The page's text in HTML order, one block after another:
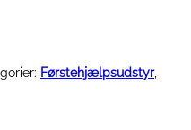
Førstehjælpsudstyr,